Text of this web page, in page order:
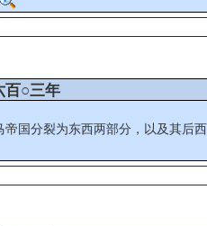
百○三年
国分裂为东西两部分，以及其